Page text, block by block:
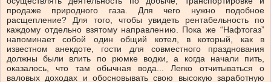
продаже природного газа. Для чего нужно подобное
расщепление? Для того, чтобы увидеть рентабельность по
каждому отдельно взятому направлению. Пока же “Нафтогаз”
напоминает собой один общий котел, в который, как в
известном анекдоте, гости для совместного празднования
должны были влить по рюмке водки, а когда начали пить,
оказалось, что там обычная вода... Легко отчитываться о
валовых доходах и обосновывать свою высокую заработную